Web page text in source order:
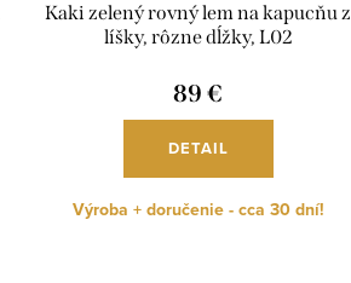
Kaki zelený rovný lem na kapucňu z
líšky, rôzne dĺžky, L02
89 €
DETAIL
Výroba + doručenie - cca 30 dní!